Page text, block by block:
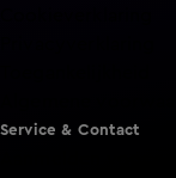
Service & Contact